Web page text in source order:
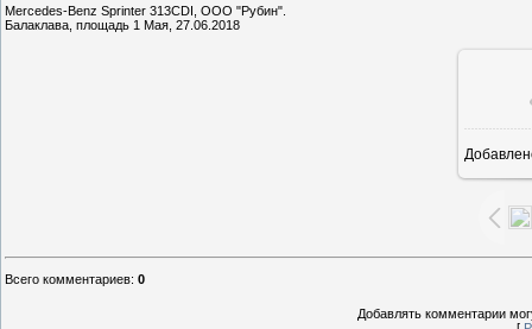
Mercedes-Benz Sprinter 313CDI, ООО "Рубин".
Балаклава, площадь 1 Мая, 27.06.2018
Всего комментариев: 0
Добавлять комментарии